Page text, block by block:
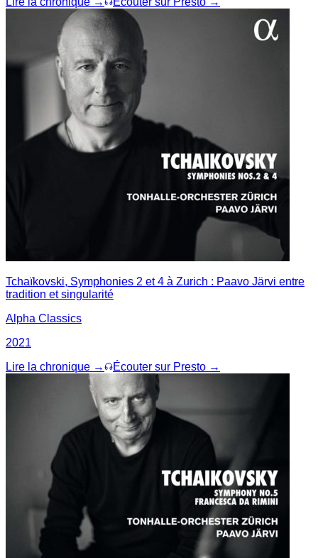
Tchaïkovski, Symphonies 2 et 4 à Zurich : Paavo Järvi entre
tradition et singularité
Alpha Classics
2021
Lire la chronique →
Écouter sur Presto →